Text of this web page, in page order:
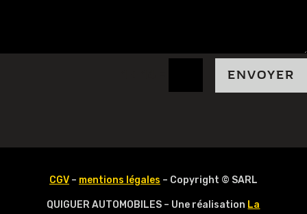
ENVOYER
CGV– mentions légales – Copyright © SARL
QUIGUER AUTOMOBILES – Une réalisation La